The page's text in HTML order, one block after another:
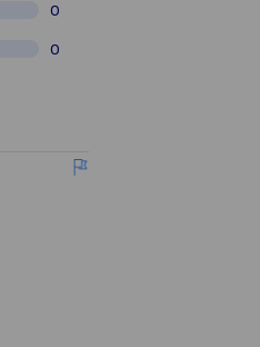
0
0